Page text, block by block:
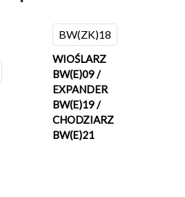
BW(ZK)18
WIOŚLARZ
BW(E)09 /
EXPANDER
BW(E)19 /
CHODZIARZ
BW(E)21